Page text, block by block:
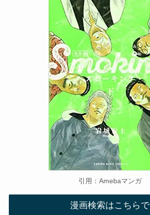
引用：Amebaマンガ
漫画検索はこちらで